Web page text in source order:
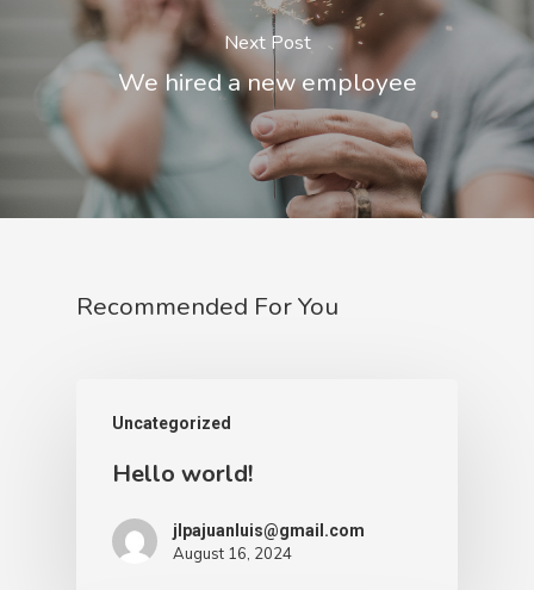
Next Post
We hired a new employee
Recommended For You
Uncategorized
Hello world!
jlpajuanluis@gmail.com
August 16, 2024